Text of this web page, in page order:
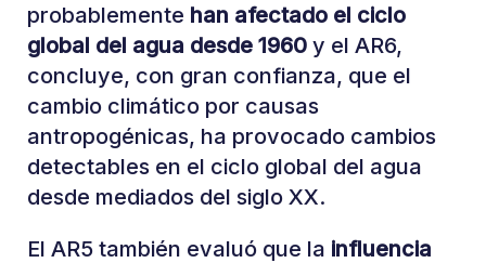
probablemente han afectado el ciclo
global del agua desde 1960y el AR6,
concluye, con gran confianza, que el
cambio climático por causas
antropogénicas, ha provocado cambios
detectables en el ciclo global del agua
desde mediados del siglo XX.
El AR5 también evaluó que la influencia